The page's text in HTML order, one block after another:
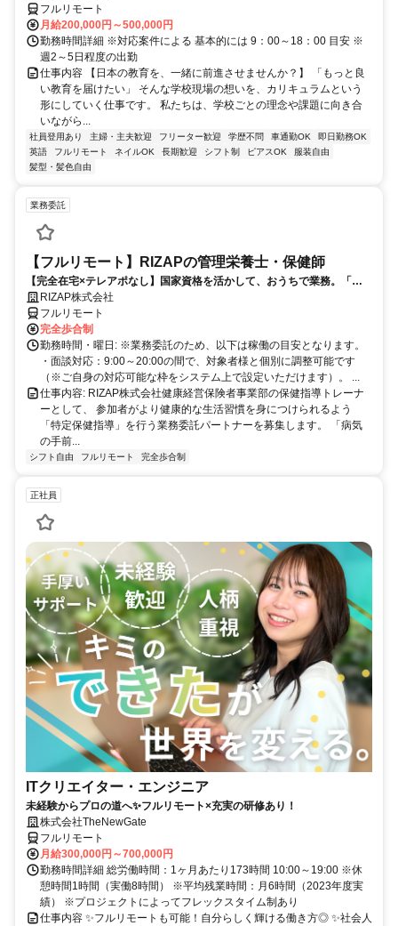
フルリモート
月給200,000円～500,000円
勤務時間詳細 ※対応案件による 基本的には 9：00～18：00 目安 ※
週2～5日程度の出勤
仕事内容 【日本の教育を、一緒に前進させませんか？】 「もっと良
い教育を届けたい」 そんな学校現場の想いを、カリキュラムという
形にしていく仕事です。 私たちは、学校ごとの理念や課題に向き合
いながら...
社員登用あり 主婦・主夫歓迎 フリーター歓迎 学歴不問 車通勤OK
即日勤務OK
英語
フルリモート ネイルOK 長期歓迎 シフト制 ピアスOK
服装自由
髪型・髪色自由
業務委託
【フルリモート】RIZAPの管理栄養士・保健師
【完全在宅×テレアポなし】国家資格を活かして、おうちで業務。「も
う一つの安心」を。主婦・Wワーカー活躍中！「平日の日中だけ」「夕
方以降の数時間だけ」など、生活リズムに合わせた時間調整が可能で
す。1件ごとの成果報酬型だから、頑張った分だけ手応えのある収入
に。充実のサポート体制で、安心の在宅ワークを始めませんか？
RIZAP株式会社
フルリモート
完全歩合制
勤務時間・曜日: ※業務委託のため、以下は稼働の目安となります。
・面談対応：9:00～20:00の間で、対象者様と個別に調整可能です
（※ご自身の対応可能な枠をシステム上で設定いただけます）。 ...
仕事内容: RIZAP株式会社健康経営保険者事業部の保健指導トレーナ
ーとして、 参加者がより健康的な生活習慣を身につけられるよう
「特定保健指導」を行う業務委託パートナーを募集します。 「病気
の手前...
シフト自由 フルリモート 完全歩合制
正社員
ITクリエイター・エンジニア
未経験からプロの道へ✨フルリモート×充実の研修あり！
株式会社TheNewGate
フルリモート
月給300,000円～700,000円
勤務時間詳細 総労働時間：1ヶ月あたり173時間 10:00～19:00 ※休
憩時間1時間（実働8時間） ※平均残業時間：月6時間（2023年度実
績） ※プロジェクトによってフレックスタイム制あり
仕事内容 ✨フルリモートも可能！自分らしく輝ける働き方◎ ✨社会人